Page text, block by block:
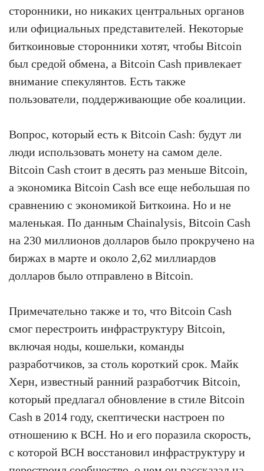
сторонники, но никаких центральных органов
или официальных представителей. Некоторые
биткоиновые сторонники хотят, чтобы Bitcoin
был средой обмена, а Bitcoin Cash привлекает
внимание спекулянтов. Есть также
пользователи, поддерживающие обе коалиции.
Вопрос, который есть к Bitcoin Cash: будут ли
люди использовать монету на самом деле.
Bitcoin Cash стоит в десять раз меньше Bitcoin,
а экономика Bitcoin Cash все еще небольшая по
сравнению с экономикой Биткоина. Но и не
маленькая. По данным Chainalysis, Bitcoin Cash
на 230 миллионов долларов было прокручено на
биржах в марте и около 2,62 миллиардов
долларов было отправлено в Bitcoin.
Примечательно также и то, что Bitcoin Cash
смог перестроить инфраструктуру Bitcoin,
включая ноды, кошельки, команды
разработчиков, за столь короткий срок. Майк
Херн, известный ранний разработчик Bitcoin,
который предлагал обновление в стиле Bitcoin
Cash в 2014 году, скептически настроен по
отношению к BCH. Но и его поразила скорость,
с которой BCH восстановил инфраструктуру и